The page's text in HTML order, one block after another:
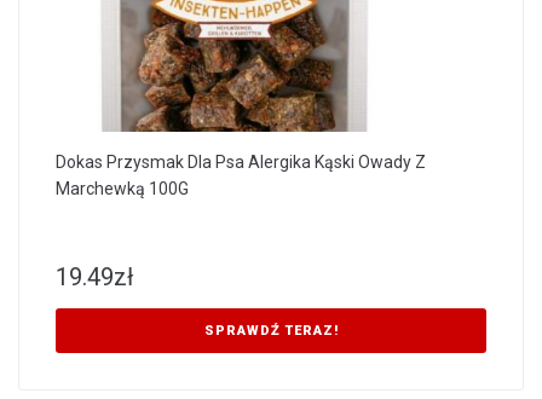
Dokas Przysmak Dla Psa Alergika Kąski Owady Z
Marchewką 100G
19.49zł
SPRAWDŹ TERAZ!